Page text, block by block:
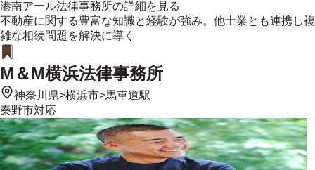
港南アール法律事務所の詳細を見る
不動産に関する豊富な知識と経験が強み。他士業とも連携し複
雑な相続問題を解決に導く
M＆M横浜法律事務所
神奈川県>横浜市>馬車道駅
秦野市対応